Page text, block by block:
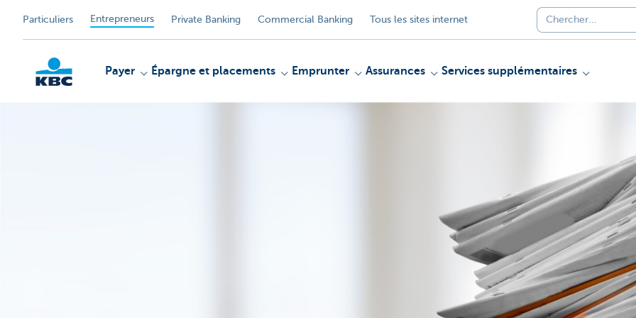
Particuliers Entrepreneurs Private Banking Commercial Banking Tous les sites internet
Payer Épargne et placements Emprunter Assurances Services supplémentaires